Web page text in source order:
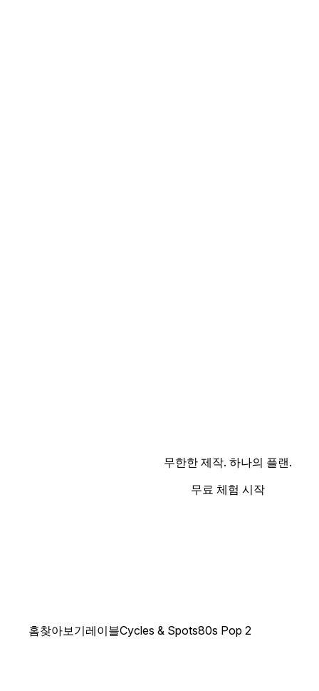
무한한 제작. 하나의 플랜.
무료 체험 시작
홈찾아보기레이블Cycles & Spots80s Pop 2